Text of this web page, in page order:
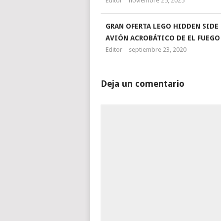
GRAN OFERTA LEGO HIDDEN SIDE
AVIÓN ACROBÁTICO DE EL FUEGO
Editor septiembre 23, 2020
Deja un comentario